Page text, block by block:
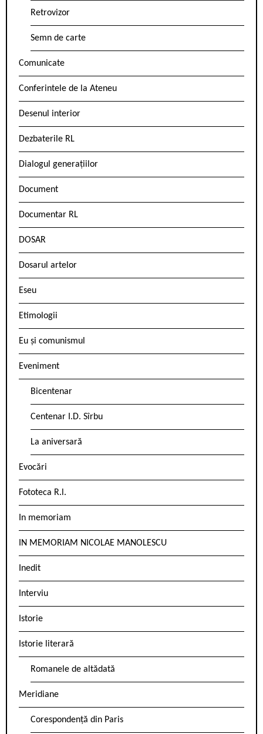
Retrovizor
Semn de carte
Comunicate
Conferintele de la Ateneu
Desenul interior
Dezbaterile RL
Dialogul generațiilor
Document
Documentar RL
DOSAR
Dosarul artelor
Eseu
Etimologii
Eu și comunismul
Eveniment
Bicentenar
Centenar I.D. Sîrbu
La aniversară
Evocări
Fototeca R.l.
In memoriam
IN MEMORIAM NICOLAE MANOLESCU
Inedit
Interviu
Istorie
Istorie literară
Romanele de altădată
Meridiane
Corespondență din Paris